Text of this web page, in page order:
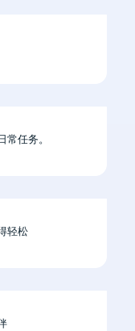
常任务。
轻松